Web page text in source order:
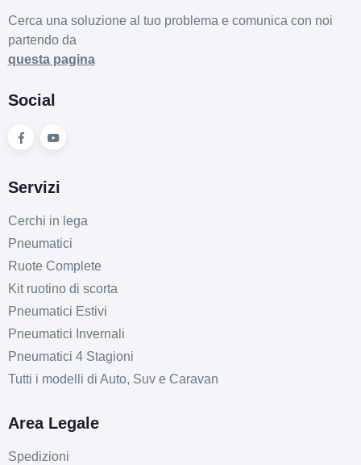
Cerca una soluzione al tuo problema e comunica con noi
partendo da
questa pagina
Social
Servizi
Cerchi in lega
Pneumatici
Ruote Complete
Kit ruotino di scorta
Pneumatici Estivi
Pneumatici Invernali
Pneumatici 4 Stagioni
Tutti i modelli di Auto, Suv e Caravan
Area Legale
Spedizioni